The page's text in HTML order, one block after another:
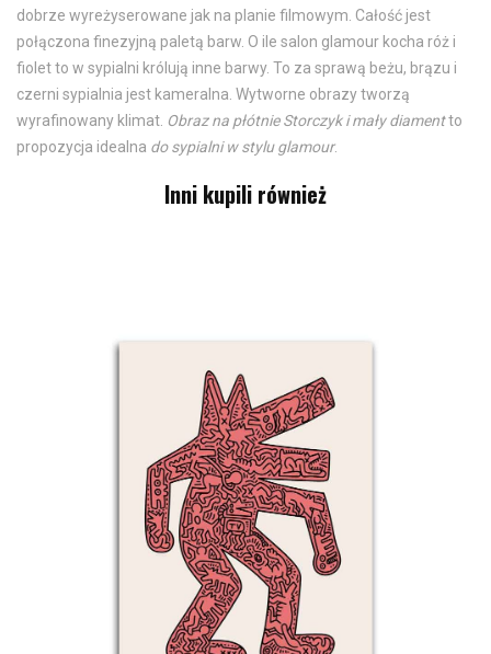
dobrze wyreżyserowane jak na planie filmowym. Całość jest
połączona finezyjną paletą barw. O ile salon glamour kocha róż i
fiolet to w sypialni królują inne barwy. To za sprawą beżu, brązu i
czerni sypialnia jest kameralna. Wytworne obrazy tworzą
wyrafinowany klimat. Obraz na płótnie Storczyk i mały diamentto
propozycja idealna do sypialni w stylu glamour.
Inni kupili również